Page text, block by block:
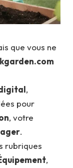
que vous ne
,
pour
, votre
.
rubriques
,